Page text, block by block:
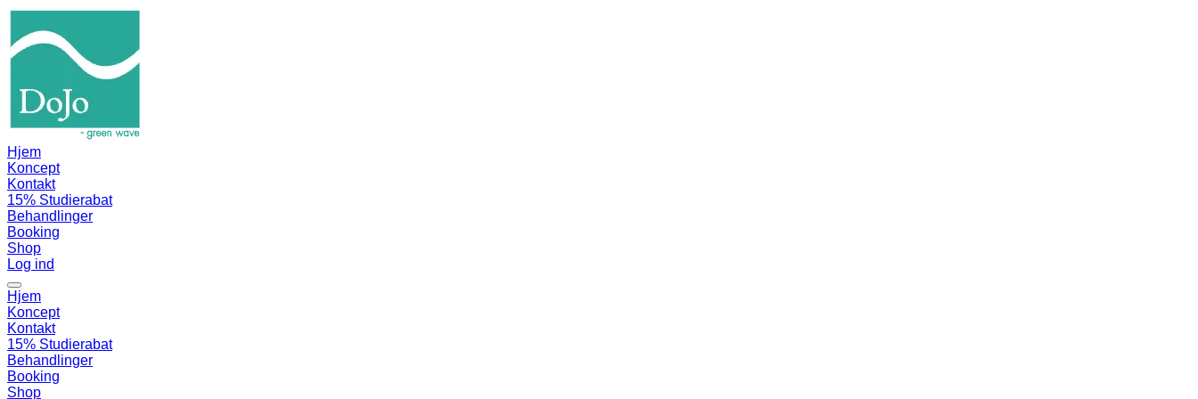
Hjem
Koncept
Kontakt
15% Studierabat
Behandlinger
Booking
Shop
Log ind
Hjem
Koncept
Kontakt
15% Studierabat
Behandlinger
Booking
Shop